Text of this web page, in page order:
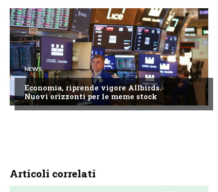
NEWS
Economia, riprende vigore Allbirds.
Nuovi orizzonti per le meme stock
Articoli correlati